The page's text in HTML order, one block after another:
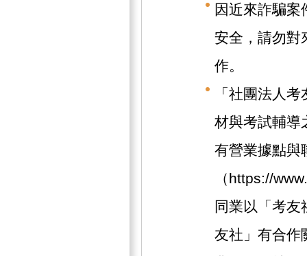
因近來詐騙案
安全，請勿對
作。
「社團法人
材與考試輔導
有營業據點與
（https://
同業以「考友
友社」有合作